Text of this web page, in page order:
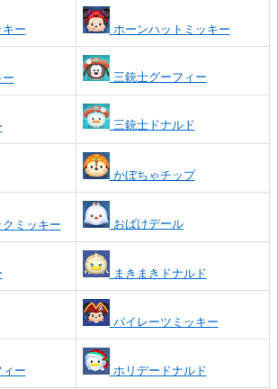
ー ホーンハットミッキー
三銃士グーフィー
三銃士ドナルド
かぼちゃチップ
ミッキー おばけデール
まきまきドナルド
パイレーツミッキー
ー ホリデードナルド